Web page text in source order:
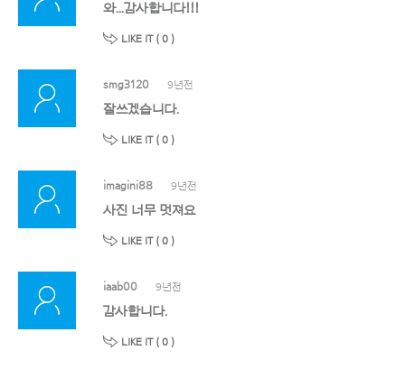
와...감사합니다!!!
LIKE IT ( 0 )
smg3120 9년전
잘쓰겠습니다.
LIKE IT ( 0 )
imagini88 9년전
사진 너무 멋져요
LIKE IT ( 0 )
iaab00 9년전
감사합니다.
LIKE IT ( 0 )